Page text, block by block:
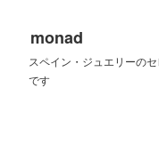
monad
スペイン・ジュエリーの
です